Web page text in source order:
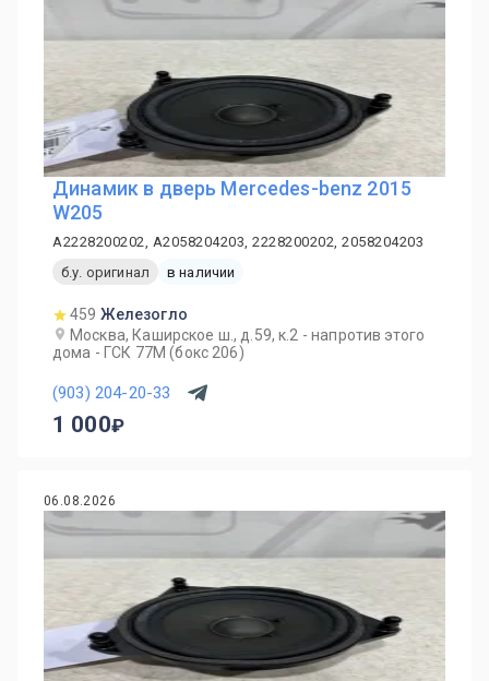
Динамик в дверь Mercedes-benz 2015
W205
A2228200202, A2058204203, 2228200202, 2058204203
б.у. оригинал
в наличии
459 Железогло
Москва, Каширское ш., д.59, к.2 - напротив этого
дома - ГСК 77М (бокс 206)
(903) 204-20-33
1 000
06.08.2026